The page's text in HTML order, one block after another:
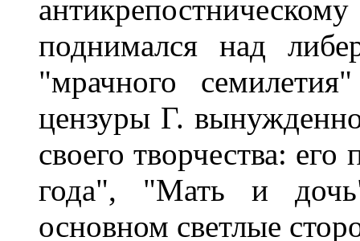
поднимался над
"мрачного
цензуры Г.
своего творчества:
года", "Мать и
основном светлые